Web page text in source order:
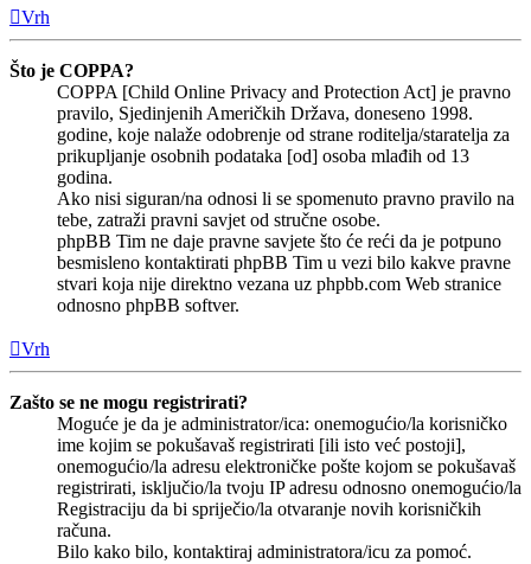
Vrh
Što je COPPA?
COPPA [Child Online Privacy and Protection Act] je pravno
pravilo, Sjedinjenih Američkih Država, doneseno 1998.
godine, koje nalaže odobrenje od strane roditelja/staratelja za
prikupljanje osobnih podataka [od] osoba mlađih od 13
godina.
Ako nisi siguran/na odnosi li se spomenuto pravno pravilo na
tebe, zatraži pravni savjet od stručne osobe.
phpBB Tim ne daje pravne savjete što će reći da je potpuno
besmisleno kontaktirati phpBB Tim u vezi bilo kakve pravne
stvari koja nije direktno vezana uz phpbb.com Web stranice
odnosno phpBB softver.
Vrh
Zašto se ne mogu registrirati?
Moguće je da je administrator/ica: onemogućio/la korisničko
ime kojim se pokušavaš registrirati [ili isto već postoji],
onemogućio/la adresu elektroničke pošte kojom se pokušavaš
registrirati, isključio/la tvoju IP adresu odnosno onemogućio/la
Registraciju da bi spriječio/la otvaranje novih korisničkih
računa.
Bilo kako bilo, kontaktiraj administratora/icu za pomoć.